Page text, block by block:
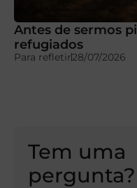
Antes de sermos
refugiados
Para refletir28/07/2026
Tem uma
pergunta?